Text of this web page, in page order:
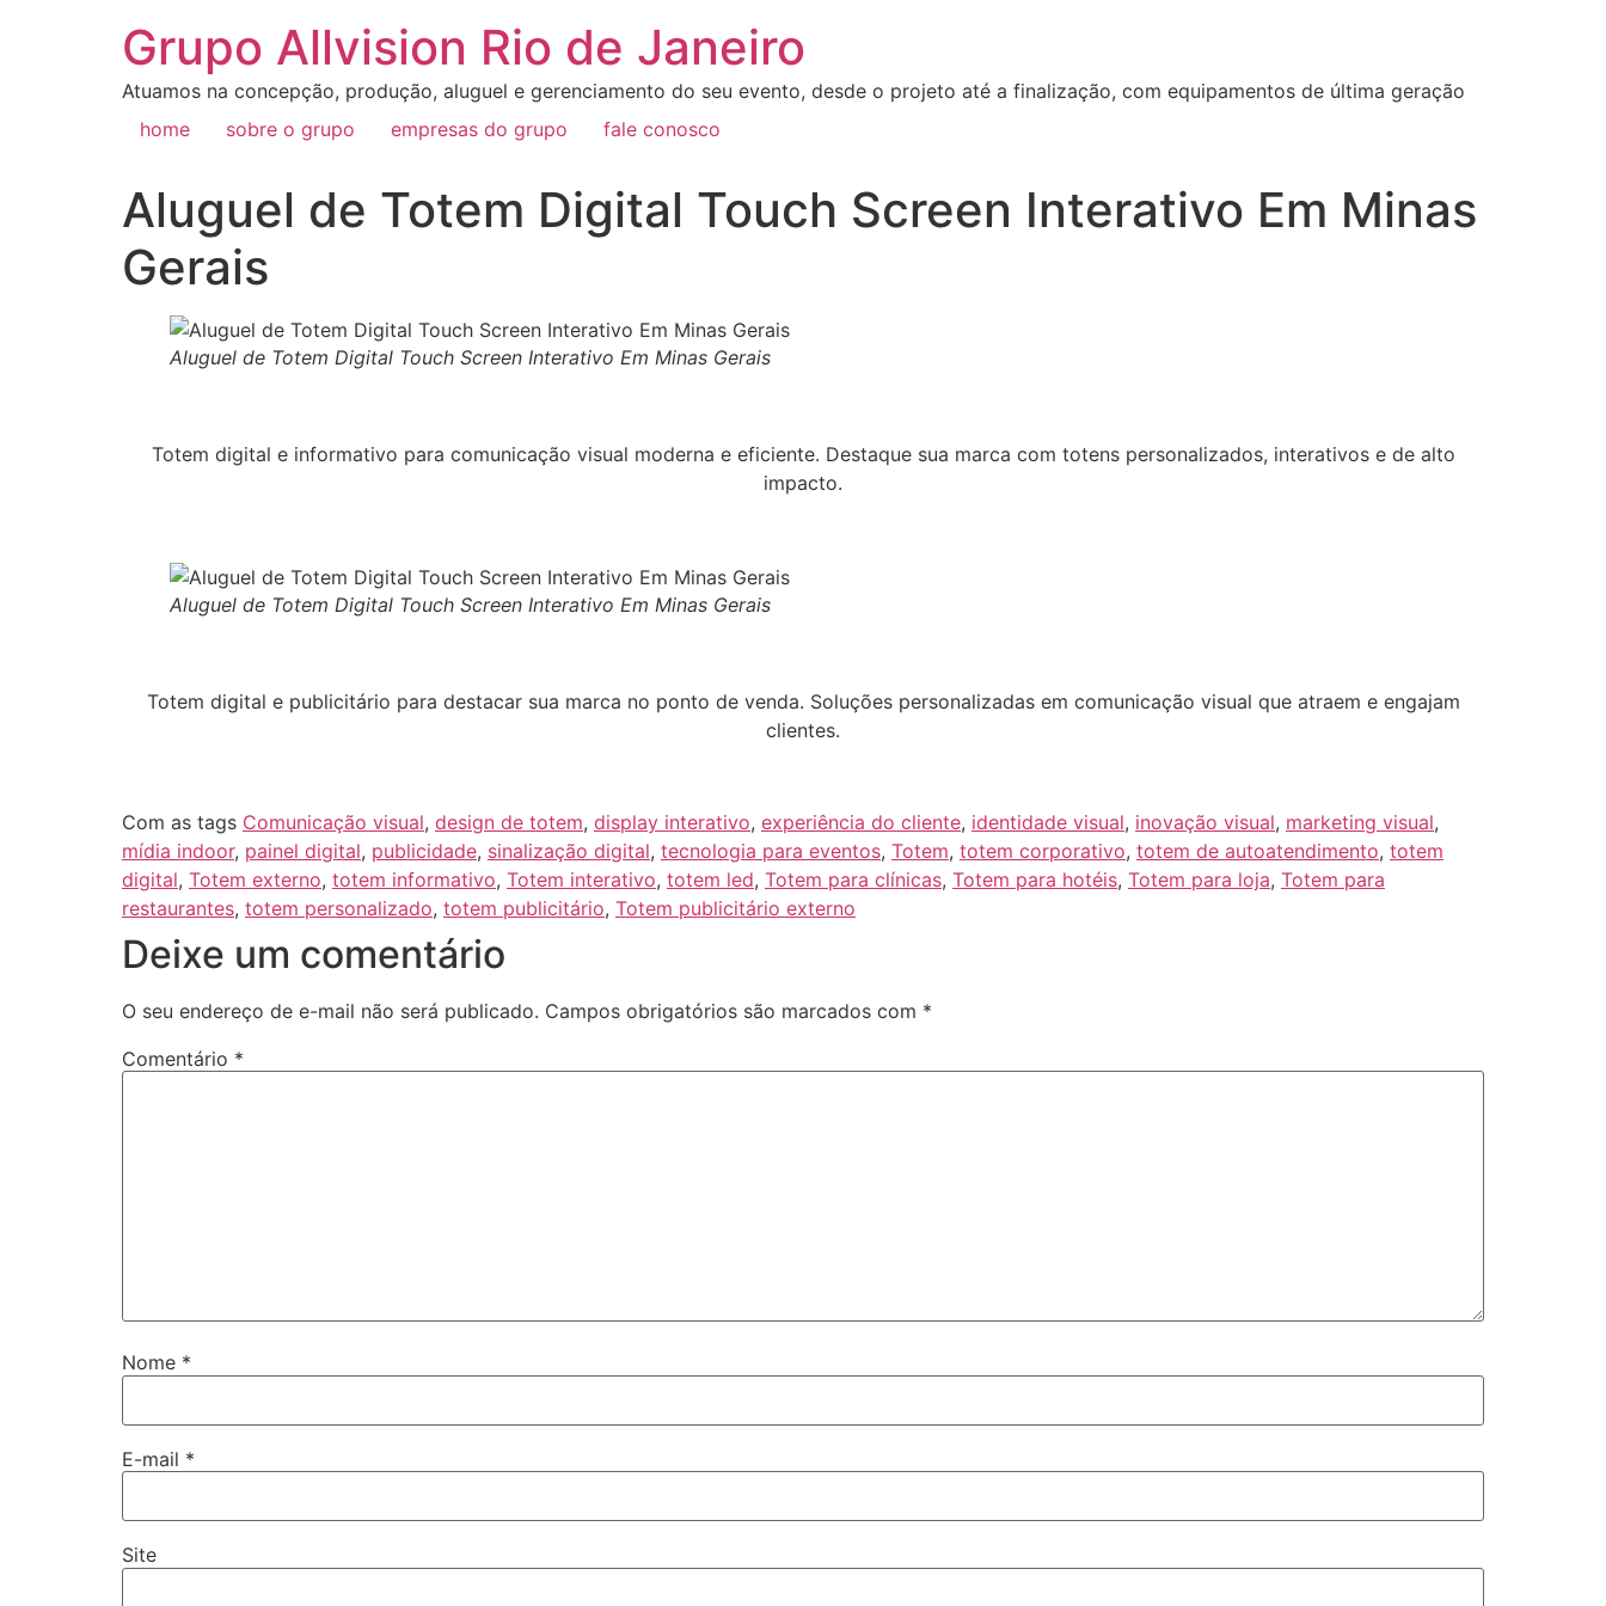
Grupo Allvision Rio de Janeiro
Atuamos na concepção, produção, aluguel e gerenciamento do seu evento, desde o projeto até a finalização, com equipamentos de última geração
home
sobre o grupo empresas do grupo fale conosco
Aluguel de Totem Digital Touch Screen Interativo Em Minas
Gerais
Aluguel de Totem Digital Touch Screen Interativo Em Minas Gerais
Totem digital e informativo para comunicação visual moderna e eficiente. Destaque sua marca com totens personalizados, interativos e de alto
impacto.
Aluguel de Totem Digital Touch Screen Interativo Em Minas Gerais
Totem digital e publicitário para destacar sua marca no ponto de venda. Soluções personalizadas em comunicação visual que atraem e engajam
clientes.
Com as tags Comunicação visual, design de totem, display interativo, experiência do cliente, identidade visual, inovação visual, marketing visual,
mídia indoor, painel digital, publicidade, sinalização digital, tecnologia para eventos, Totem, totem corporativo, totem de autoatendimento, totem
digital, Totem externo, totem informativo, Totem interativo, totem led, Totem para clínicas, Totem para hotéis, Totem para loja, Totem para
restaurantes, totem personalizado, totem publicitário, Totem publicitário externo
Deixe um comentário
O seu endereço de e-mail não será publicado. Campos obrigatórios são marcados com *
Comentário *
Nome *
E-mail *
Site